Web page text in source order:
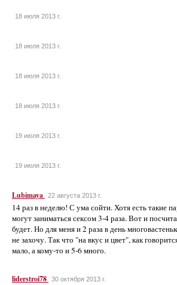
18 июля 2013 г.
18 июля 2013 г.
18 июля 2013 г.
18 июля 2013 г.
19 июля 2013 г.
19 июля 2013 г.
Lubimaya 22 августа 2013 г.
14 раз в неделю! С ума сойти. Хотя есть такие
могут заниматься сексом 3-4 раза. Вот и
будет. Но для меня и 2 раза в день
не захочу. Так что "на вкус и цвет", как
мало, а кому-то и 5-6 много.
liderstroi78 30 октября 2013 г.